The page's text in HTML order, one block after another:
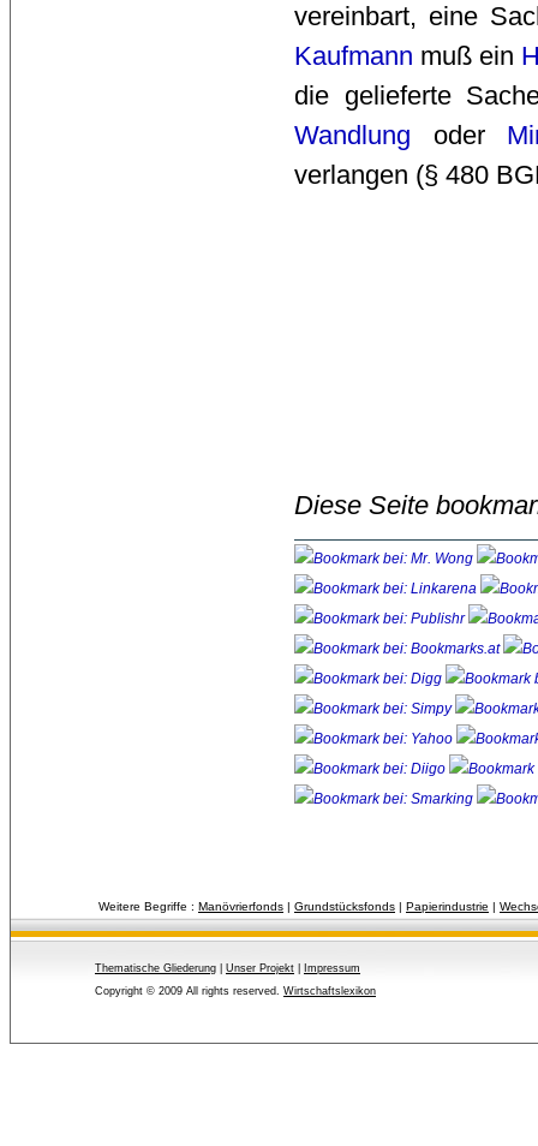
vereinbart, eine
Kaufmann muß ein
die gelieferte
Wandlung oder
verlangen (§ 480
Diese Seite
Weitere Begriffe : Manövrierfonds | Grundstücksfonds | Papierindustrie |
Thematische Gliederung Unser Projekt
Impressum
Copyright © 2009 All rights reserved. Wirtschaftslexikon